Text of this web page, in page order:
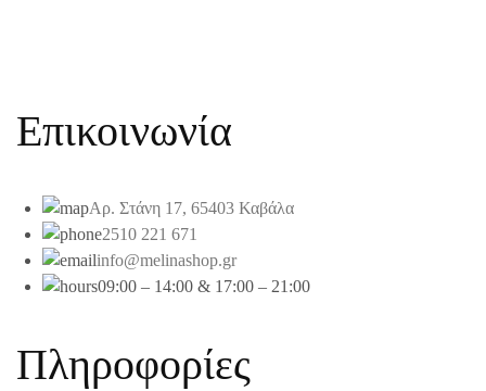
Επικοινωνία
Αρ. Στάνη 17, 65403 Καβάλα
2510 221 671
info@melinashop.gr
09:00 – 14:00 & 17:00 – 21:00
Πληροφορίες